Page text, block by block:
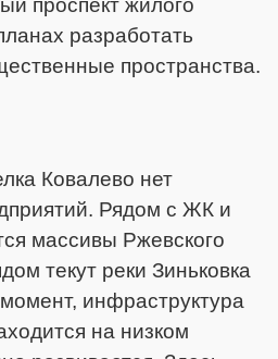
проспект жилого
разработать
пространства.
Ковалево нет
Рядом с ЖК и
массивы Ржевского
текут реки Зиньковка
инфраструктура
на низком